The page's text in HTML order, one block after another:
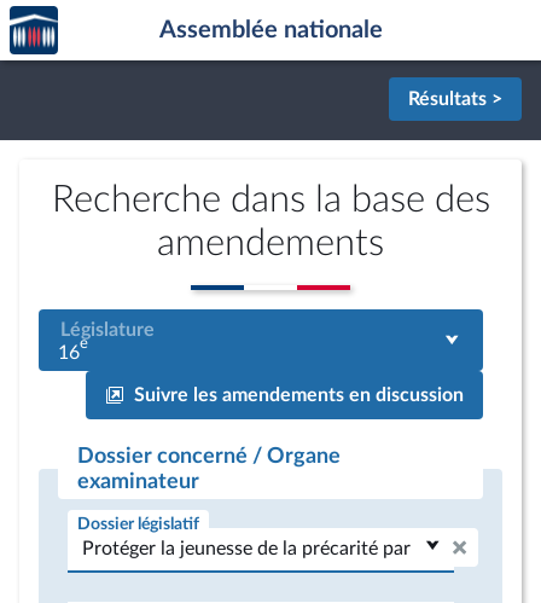
Aller au contenu
Aller en bas de la page
Accèder
à la
page
Assemblée nationale
Résultats >
Recherche dans la base des
amendements
Législature
16e
Suivre les amendements en discussion
Dossier concerné / Organe
examinateur
Dossier législatif